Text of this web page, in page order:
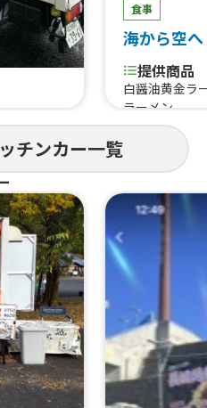
卵、豚骨
食事
海から空へ
提供商品
白醤油黄金ラ
ラーメン
チンカー一覧